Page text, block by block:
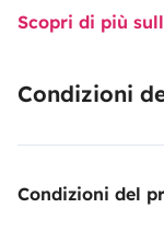
Scopri di più
Condizioni
Condizioni del